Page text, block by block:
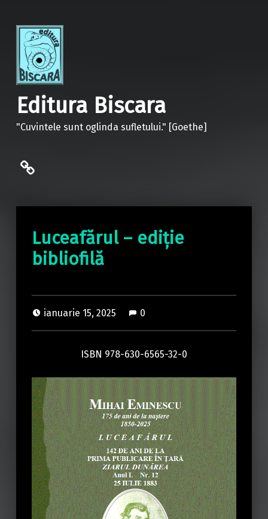
Editura Biscara
"Cuvintele sunt oglinda sufletului." [Goethe]
politica de confidentialitate
Luceafărul – ediție
bibliofilă
ianuarie 15, 2025 0
ISBN 978-630-6565-32-0